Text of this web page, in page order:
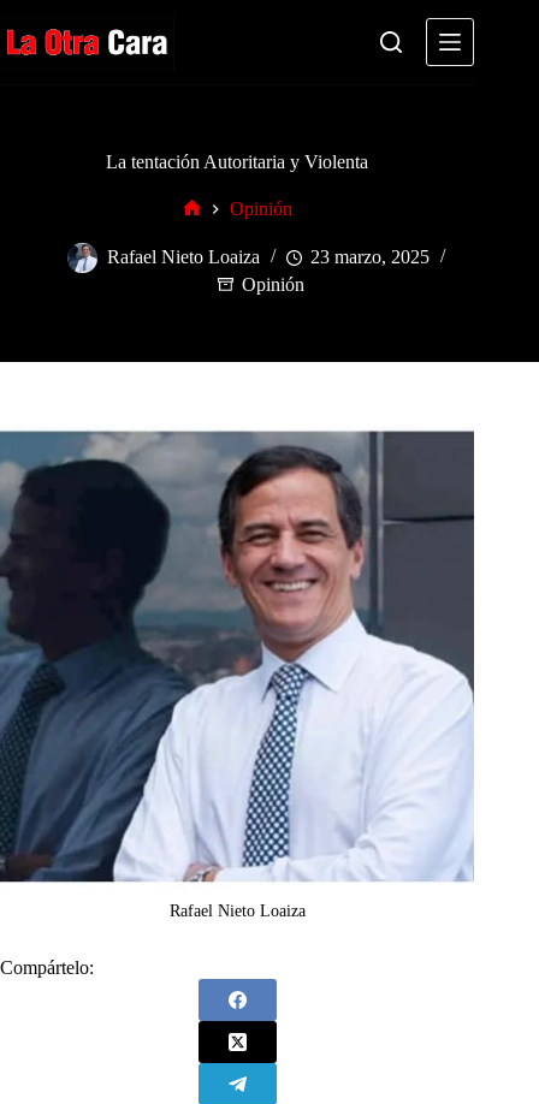
al
contenido
La tentación Autoritaria y Violenta
Opinión
Rafael Nieto Loaiza
23 marzo, 2025
Opinión
Rafael Nieto Loaiza
Compártelo: